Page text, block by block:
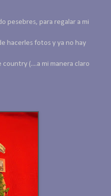
pesebres, para regalar a mi
hacerles fotos y ya no hay
(....a mi manera claro